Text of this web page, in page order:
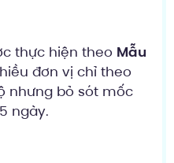
thực hiện theo Mẫu
đơn vị chỉ theo
nhưng bỏ sót mốc
ngày.